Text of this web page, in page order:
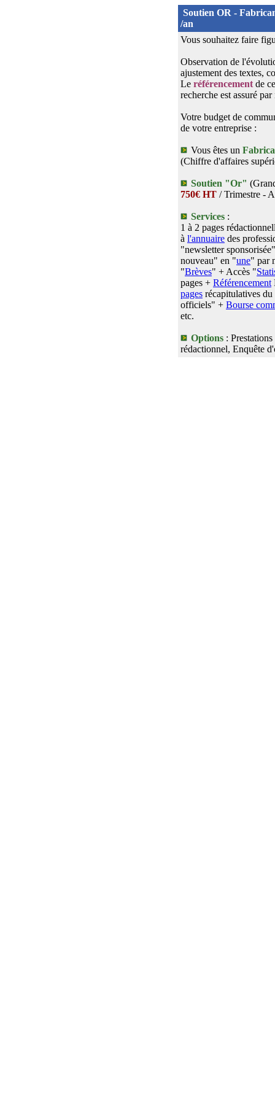
Soutien OR -
/an
Vous souhaitez faire
Observation de
ajustement des textes,
Le référencement de
recherche est assuré
Votre budget de
de votre entreprise :
Vous êtes un
(Chiffre d'affaires
Soutien "Or"
750€ HT / Trimestre -
Services :
1 à 2 pages
à l'annuaire des
"newsletter
nouveau" en "une" par
"Brèves" + Accès "
pages + Référencement
pages récapitulatives
officiels" + Bourse
etc.
Options :
rédactionnel, Enquête